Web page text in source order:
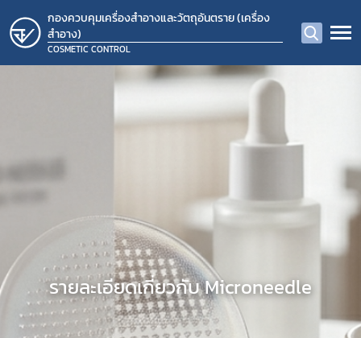
กองควบคุมเครื่องสำอางและวัตถุอันตราย (เครื่อง
สำอาง)
COSMETIC CONTROL
รายละเอียดเกี่ยวกับ Microneedle